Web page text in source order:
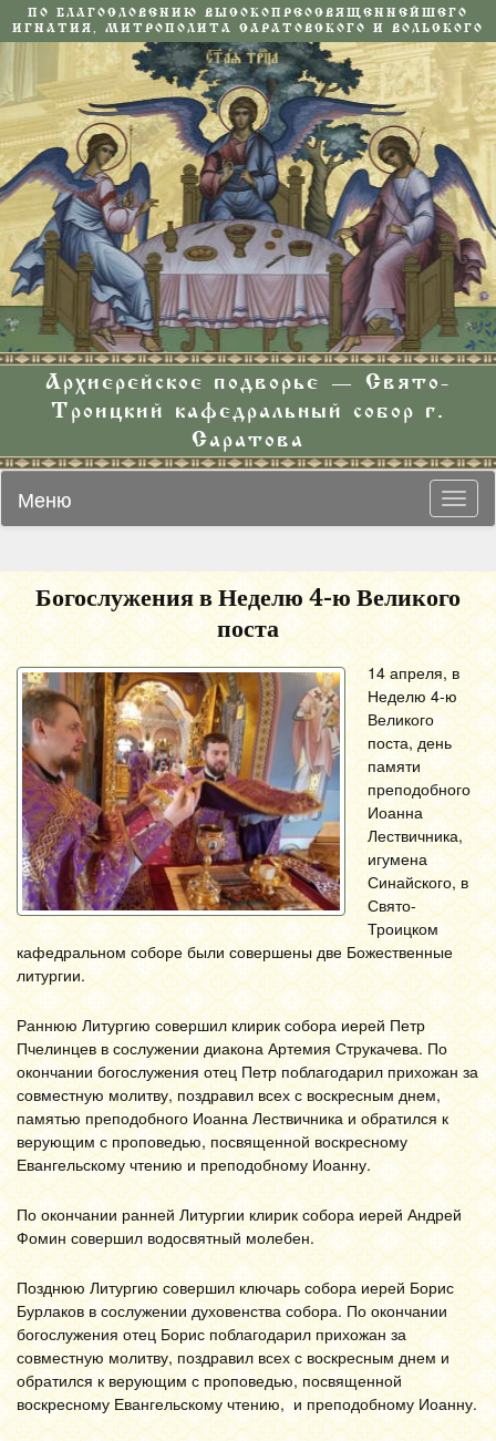
ПО БЛАГОСЛОВЕНИЮ ВЫСОКОПРЕОСВЯЩЕННЕЙШЕГО
ИГНАТИЯ, МИТРОПОЛИТА САРАТОВСКОГО И ВОЛЬСКОГО
Архиерейское подворье — Свято-
Троицкий кафедральный собор г.
Саратова
Меню
Богослужения в Неделю 4-ю Великого
поста
14 апреля, в
Неделю 4-ю
Великого
поста, день
памяти
преподобного
Иоанна
Лествичника,
игумена
Синайского, в
Свято-
Троицком
кафедральном соборе были совершены две Божественные
литургии.
Раннюю Литургию совершил клирик собора иерей Петр
Пчелинцев в сослужении диакона Артемия Струкачева. По
окончании богослужения отец Петр поблагодарил прихожан за
совместную молитву, поздравил всех с воскресным днем,
памятью преподобного Иоанна Лествичника и обратился к
верующим с проповедью, посвященной воскресному
Евангельскому чтению и преподобному Иоанну.
По окончании ранней Литургии клирик собора иерей Андрей
Фомин совершил водосвятный молебен.
Позднюю Литургию совершил ключарь собора иерей Борис
Бурлаков в сослужении духовенства собора. По окончании
богослужения отец Борис поблагодарил прихожан за
совместную молитву, поздравил всех с воскресным днем и
обратился к верующим с проповедью, посвященной
воскресному Евангельскому чтению, и преподобному Иоанну.